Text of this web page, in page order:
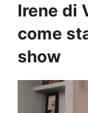
Irene di
come
show